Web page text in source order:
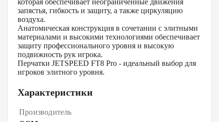
которая обеспечивает неограниченные движения
запястья, гибкость и защиту, а также циркуляцию
воздуха.
Анатомическая конструкция в сочетании с элитными
материалами и высокими технологиями обеспечивает
защиту профессионального уровня и высокую
подвижность рук игрока.
Перчатки JETSPEED FT8 Pro - идеальный выбор для
игроков элитного уровня.
Характеристики
Производитель